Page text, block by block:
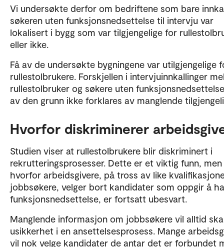
Vi undersøkte derfor om bedriftene som bare
søkeren uten funksjonsnedsettelse til intervju var
lokalisert i bygg som var tilgjengelige for
eller ikke.
Få av de undersøkte bygningene var utilgjengelige
rullestolbrukere. Forskjellen i intervjuinnkallinger
rullestolbruker og søkere uten
av den grunn ikke forklares av manglende
Hvorfor diskriminerer
Studien viser at rullestolbrukere blir diskriminert i
rekrutteringsprosesser. Dette er et viktig funn, men
hvorfor arbeidsgivere, på tross av like
jobbsøkere, velger bort kandidater som oppgir å
funksjonsnedsettelse, er fortsatt ubesvart.
Manglende informasjon om jobbsøkere vil alltid
usikkerhet i en ansettelsesprosess. Mange
vil nok velge kandidater de antar det er forbundet